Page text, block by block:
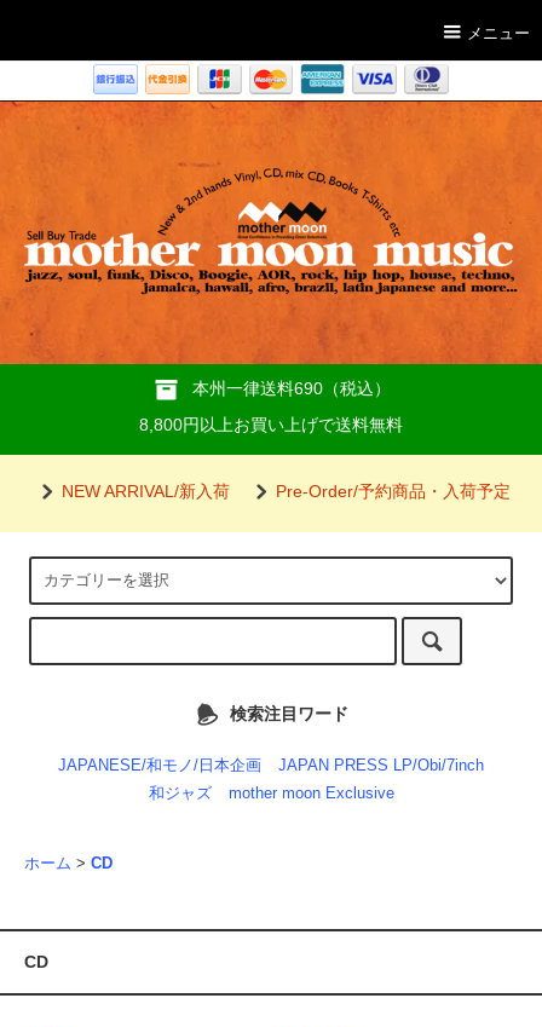
メニュー
本州一律送料690（税込）
8,800円以上お買い上げで送料無料
NEW ARRIVAL/新入荷 Pre-Order/予約商品・入荷予定
検索注目ワード
JAPANESE/和モノ/日本企画
JAPAN PRESS LP/Obi/7inch
和ジャズ
mother moon Exclusive
ホーム > CD
CD